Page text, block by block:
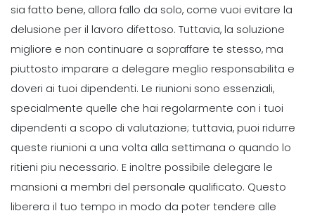
sia fatto bene, allora fallo da solo, come vuoi evitare la
delusione per il lavoro difettoso. Tuttavia, la soluzione
migliore e non continuare a sopraffare te stesso, ma
piuttosto imparare a delegare meglio responsabilita e
doveri ai tuoi dipendenti. Le riunioni sono essenziali,
specialmente quelle che hai regolarmente con i tuoi
dipendenti a scopo di valutazione; tuttavia, puoi ridurre
queste riunioni a una volta alla settimana o quando lo
ritieni piu necessario. E inoltre possibile delegare le
mansioni a membri del personale qualificato. Questo
liberera il tuo tempo in modo da poter tendere alle